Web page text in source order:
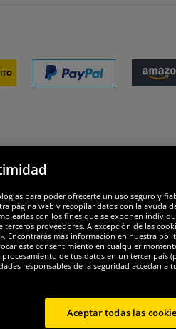
para poder ofrecerte un uso seguro y
página web y recopilar datos con la ayuda
con los fines que se exponen
proveedores. A excepción de las
Encontrarás más información en nuestra
este consentimiento en cualquier
de tus datos en un tercer país
responsables de la seguridad accedan a
Aceptar todas las